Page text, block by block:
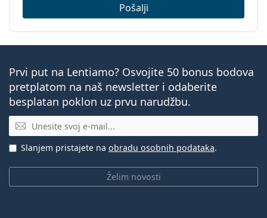
Pošalji
Prvi put na Lentiamo? Osvojite 50 bonus bodova
pretplatom na naš newsletter i odaberite
besplatan poklon uz prvu narudžbu.
E-mail
Želim novosti
Slanjem pristajete na obradu osobnih podataka.